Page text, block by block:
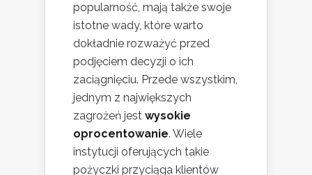
popularność, mają także swoje
istotne wady, które warto
dokładnie rozważyć przed
podjęciem decyzji o ich
zaciągnięciu. Przede wszystkim,
jednym z największych
zagrożeń jest wysokie
oprocentowanie. Wiele
instytucji oferujących takie
pożyczki przyciąga klientów